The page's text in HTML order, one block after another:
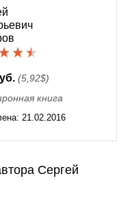
(5,92$)
книга
21.02.2016
Сергей